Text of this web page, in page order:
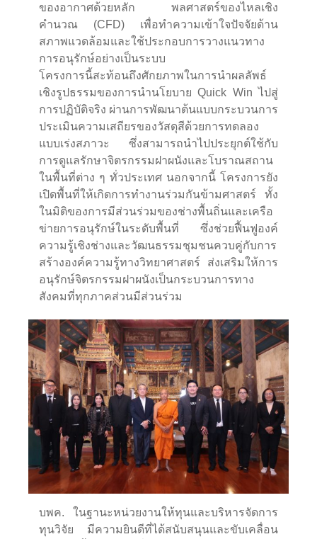
ของอากาศด้วยหลัก พลศาสตร์ของไหลเชิง
คำนวณ (CFD) เพื่อทำความเข้าใจปัจจัยด้าน
สภาพแวดล้อมและใช้ประกอบการวางแนวทาง
การอนุรักษ์อย่างเป็นระบบ
โครงการนี้สะท้อนถึงศักยภาพในการนำผลลัพธ์
เชิงรูปธรรมของการนำนโยบาย Quick Win ไปสู่
การปฏิบัติจริง ผ่านการพัฒนาต้นแบบกระบวนการ
ประเมินความเสถียรของวัสดุสีด้วยการทดลอง
แบบเร่งสภาวะ ซึ่งสามารถนำไปประยุกต์ใช้กับ
การดูแลรักษาจิตรกรรมฝาผนังและโบราณสถาน
ในพื้นที่ต่าง ๆ ทั่วประเทศ นอกจากนี้ โครงการยัง
เปิดพื้นที่ให้เกิดการทำงานร่วมกันข้ามศาสตร์ ทั้ง
ในมิติของการมีส่วนร่วมของช่างพื้นถิ่นและเครือ
ข่ายการอนุรักษ์ในระดับพื้นที่ ซึ่งช่วยฟื้นฟูองค์
ความรู้เชิงช่างและวัฒนธรรมชุมชนควบคู่กับการ
สร้างองค์ความรู้ทางวิทยาศาสตร์ ส่งเสริมให้การ
อนุรักษ์จิตรกรรมฝาผนังเป็นกระบวนการทาง
สังคมที่ทุกภาคส่วนมีส่วนร่วม
บพค. ในฐานะหน่วยงานให้ทุนและบริหารจัดการ
ทุนวิจัย มีความยินดีที่ได้สนับสนุนและขับเคลื่อน